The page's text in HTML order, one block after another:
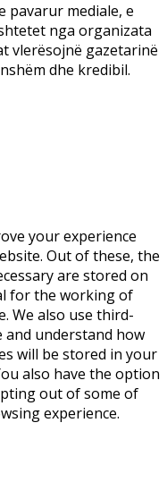
pavarur mediale, e
nga organizata
vlerësojnë gazetarinë
dhe kredibil.
your experience
Out of these, the
are stored on
for the working of
We also use third-
and understand how
will be stored in your
also have the option
out of some of
experience.